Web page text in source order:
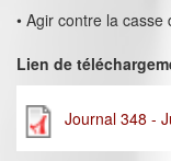
• Agir contre la
Lien de
Journal 348 -